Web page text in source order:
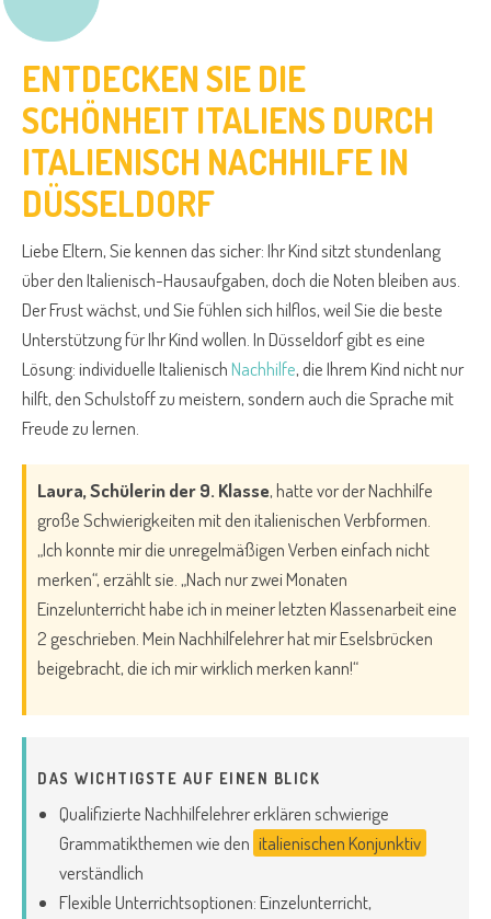
ENTDECKEN SIE DIE
SCHÖNHEIT ITALIENS DURCH
ITALIENISCH NACHHILFE IN
DÜSSELDORF
Liebe Eltern, Sie kennen das sicher: Ihr Kind sitzt stundenlang
über den Italienisch-Hausaufgaben, doch die Noten bleiben aus.
Der Frust wächst, und Sie fühlen sich hilflos, weil Sie die beste
Unterstützung für Ihr Kind wollen. In Düsseldorf gibt es eine
Lösung: individuelle ItalienischNachhilfe, die Ihrem Kind nicht nur
hilft, den Schulstoff zu meistern, sondern auch die Sprache mit
Freude zu lernen.
Laura, Schülerin der 9. Klasse, hatte vor der Nachhilfe
große Schwierigkeiten mit den italienischen Verbformen.
„Ich konnte mir die unregelmäßigen Verben einfach nicht
merken“, erzählt sie. „Nach nur zwei Monaten
Einzelunterricht habe ich in meiner letzten Klassenarbeit eine
2 geschrieben. Mein Nachhilfelehrer hat mir Eselsbrücken
beigebracht, die ich mir wirklich merken kann!“
DAS WICHTIGSTE AUF EINEN BLICK
Qualifizierte Nachhilfelehrer erklären schwierige
Grammatikthemen wie den italienischen Konjunktiv
verständlich
Flexible Unterrichtsoptionen: Einzelunterricht,